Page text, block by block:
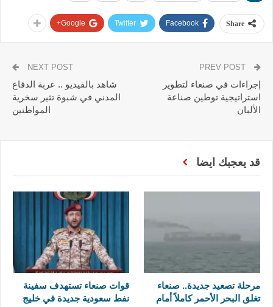
Share
Facebook
Twitter
Google+
إجراءات في صنعاء لتطوير
استراتيجية توطين صناعة
الألبان
NEXT POST
شاهد بالفيديو .. عربة الدفاع
المدني في شبوة تثير سخرية
المواطنين
قد يعجبك ايضا
مرحلة تصعيد جديدة.. صنعاء
تغلق البحر الأحمر كاملاً أمام
قوات صنعاء تستهدف سفينة
نفط سعودية جديدة في خليج